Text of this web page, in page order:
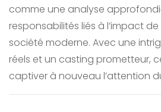
comme une analyse
responsabilités liés à l’impact
société moderne. Avec une
réels et un casting prometteur,
captiver à nouveau l’attention